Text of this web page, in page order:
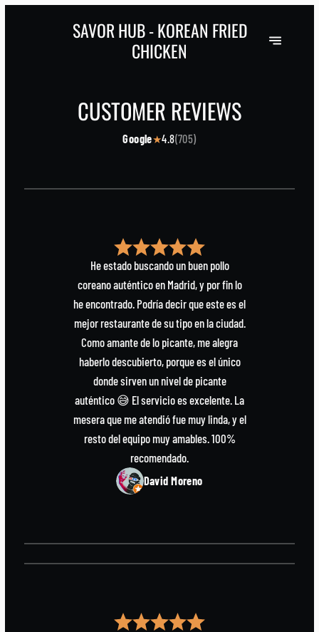
SAVOR HUB - KOREAN FRIED
CHICKEN
CUSTOMER REVIEWS
Google★4.8(705)
He estado buscando un buen pollo
coreano auténtico en Madrid, y por fin lo
he encontrado. Podría decir que este es el
mejor restaurante de su tipo en la ciudad.
Como amante de lo picante, me alegra
haberlo descubierto, porque es el único
donde sirven un nivel de picante
auténtico 😅 El servicio es excelente. La
mesera que me atendió fue muy linda, y el
resto del equipo muy amables. 100%
recomendado.
David Moreno